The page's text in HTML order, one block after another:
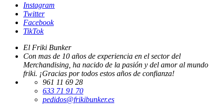
Instagram
Twitter
Facebook
TikTok
El Friki Bunker
Con mas de 10 años de experiencia en el sector del
Merchandising, ha nacido de la pasión y del amor al mundo
friki. ¡Gracias por todos estos años de confianza!
961 11 69 28
633 71 91 70
pedidos@frikibunker.es